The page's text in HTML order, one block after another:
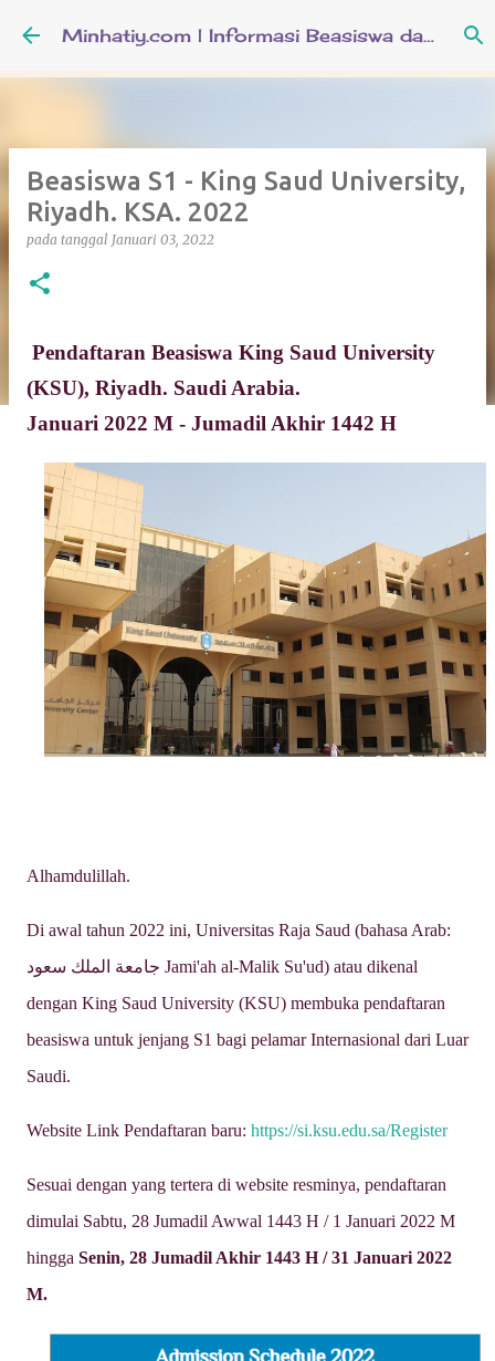
Langsung ke konten utama Minhatiy.com | Informasi Beasiswa dan Pendidikan Keislaman
Beasiswa S1 - King Saud University,
Riyadh. KSA. 2022
pada tanggal Januari 03, 2022
Pendaftaran Beasiswa King Saud University
(KSU), Riyadh. Saudi Arabia.
Januari 2022 M - Jumadil Akhir 1442 H
Alhamdulillah.
Di awal tahun 2022 ini, Universitas Raja Saud (bahasa Arab:
جامعة الملك سعود Jami'ah al-Malik Su'ud) atau dikenal
dengan King Saud University (KSU) membuka pendaftaran
beasiswa untuk jenjang S1 bagi pelamar Internasional dari Luar
Saudi.
Website Link Pendaftaran baru: https://si.ksu.edu.sa/Register
Sesuai dengan yang tertera di website resminya, pendaftaran
dimulai Sabtu, 28 Jumadil Awwal 1443 H / 1 Januari 2022 M
hingga Senin, 28 Jumadil Akhir 1443 H / 31 Januari 2022
M.